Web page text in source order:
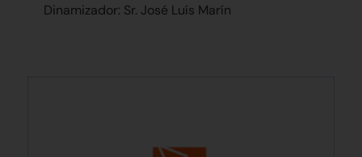
Dinamizador: Sr. José Luís Marín